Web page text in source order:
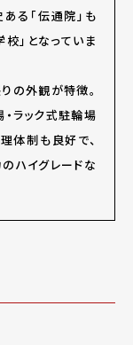
る「伝通院」も
」となっていま
の外観が特徴。
ラック式駐輪場
体制も良好で、
ハイグレードな